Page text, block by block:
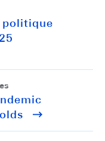
politique